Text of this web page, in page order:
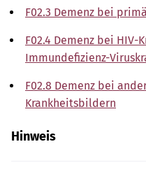
F02.3 Demenz bei
F02.4 Demenz bei HIV-
Immundefizienz-
F02.8 Demenz bei
Krankheitsbildern
Hinweis